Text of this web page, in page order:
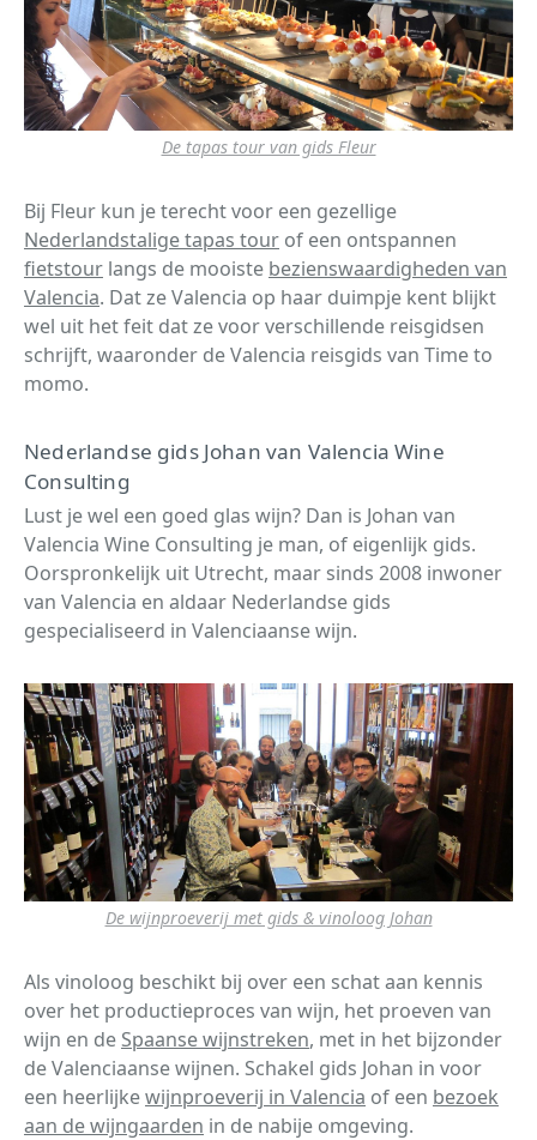
De tapas tour van gids Fleur
Bij Fleur kun je terecht voor een gezellige
Nederlandstalige tapas tour of een ontspannen
fietstour langs de mooiste bezienswaardigheden van
Valencia. Dat ze Valencia op haar duimpje kent blijkt
wel uit het feit dat ze voor verschillende reisgidsen
schrijft, waaronder de Valencia reisgids van Time to
momo.
Nederlandse gids Johan van Valencia Wine
Consulting
Lust je wel een goed glas wijn? Dan is Johan van
Valencia Wine Consulting je man, of eigenlijk gids.
Oorspronkelijk uit Utrecht, maar sinds 2008 inwoner
van Valencia en aldaar Nederlandse gids
gespecialiseerd in Valenciaanse wijn.
De wijnproeverij met gids & vinoloog Johan
Als vinoloog beschikt bij over een schat aan kennis
over het productieproces van wijn, het proeven van
wijn en deSpaanse wijnstreken, met in het bijzonder
de Valenciaanse wijnen. Schakel gids Johan in voor
een heerlijkewijnproeverij in Valencia of een bezoek
aan de wijngaarden in de nabije omgeving.